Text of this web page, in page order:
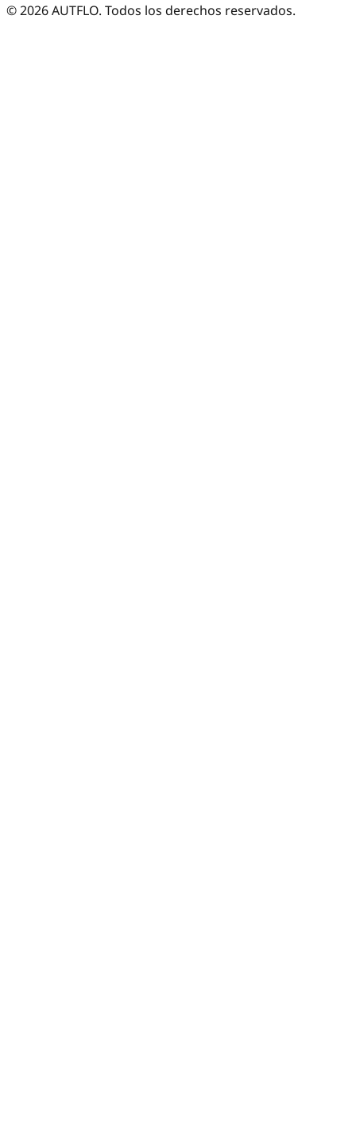
©2026AUTFLO. Todos los derechos reservados.